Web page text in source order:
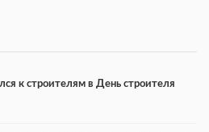
к строителям в День строителя